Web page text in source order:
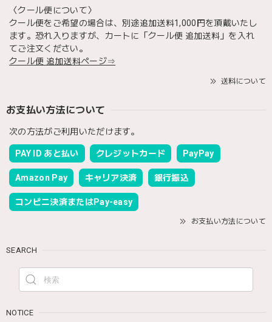
〈クール便について〉
クール便をご希望の場合は、別途追加送料1,000円を頂戴いたし
ます。恐れ入りますが、カートに「クール便 追加送料」を入れ
てご注文ください。
クール便 追加送料ページ⇒
送料について
お支払い方法について
次の方法がご利用いただけます。
PAY ID あと払い クレジットカード PayPay
Amazon Pay キャリア決済 銀行振込
コンビニ決済またはPay-easy
お支払い方法について
SEARCH
NOTICE